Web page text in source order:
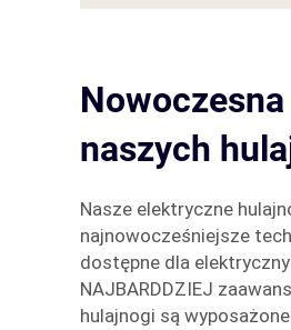
naszych
Nasze elektryczne
najnowocześniejsze
dostępne dla
NAJBARDDZIEJ
hulajnogi są